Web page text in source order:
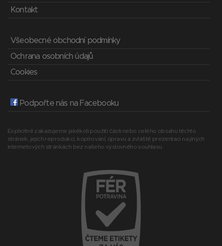
Kontakt
Všeobecné obchodní podmínky
Ochrana osobních údajů
Cookies
Podpořte nás na Facebooku
Explicitně zakazujeme jakékoli použití části nebo celého obsahu těchto
stránek, jejich reprodukci, kopírování, úpravu a zvláště prezentaci na jiných
internetových stránkách bez našeho výslovného souhlasu.